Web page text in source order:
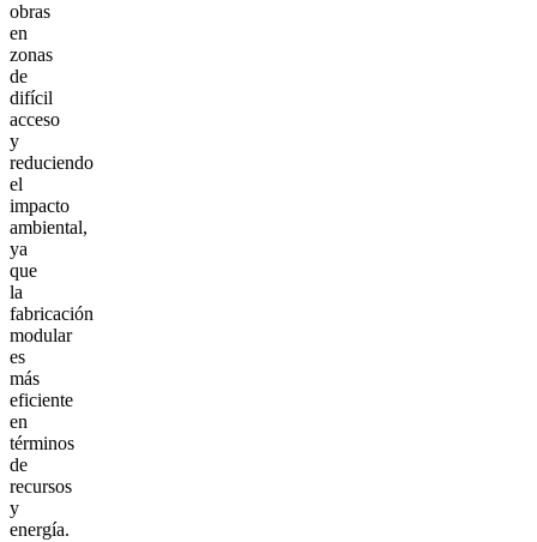
obras
en
zonas
de
difícil
acceso
y
reduciendo
el
impacto
ambiental,
ya
que
la
fabricación
modular
es
más
eficiente
en
términos
de
recursos
y
energía.